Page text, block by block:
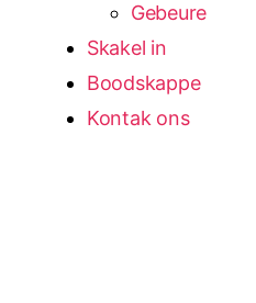
Gebeure
Skakel in
Boodskappe
Kontak ons